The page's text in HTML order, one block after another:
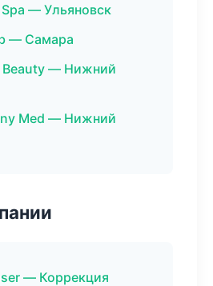
— Ульяновск
— Самара
Beauty — Нижний
Med — Нижний
— Коррекция